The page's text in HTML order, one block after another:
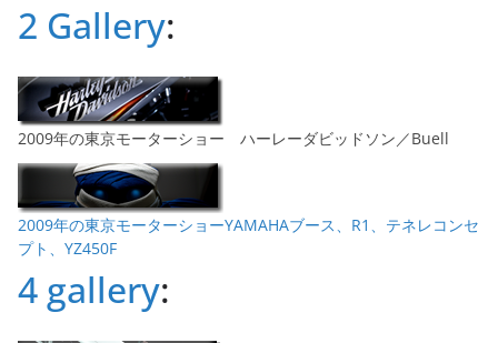
2 Gallery:
2009年の東京モーターショー ハーレーダビッドソン／Buell
2009年の東京モーターショーYAMAHAブース、R1、テネレコンセ
プト、YZ450F
4 gallery: